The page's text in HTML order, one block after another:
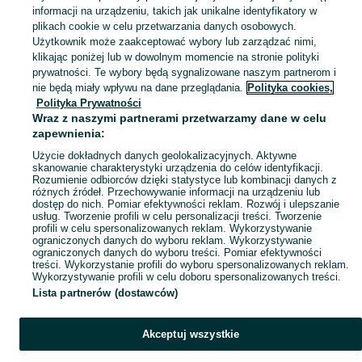
Skorzystaj z największego serwisu ogłoszeniowego - Zapolice i okolice! Kupuj to, czego pragniesz i sprzedawaj to, czego już nie potrzebujesz! Zobacz
Mapa kategorii
Mapa miejscowości
Mapa ministron
Popularne wyszukiwania
informacji na urządzeniu, takich jak unikalne identyfikatory w
plikach cookie w celu przetwarzania danych osobowych.
Użytkownik może zaakceptować wybory lub zarządzać nimi,
klikając poniżej lub w dowolnym momencie na stronie polityki
prywatności. Te wybory będą sygnalizowane naszym partnerom i
nie będą miały wpływu na dane przeglądania. Polityka cookies,
Polityka Prywatności
Wraz z naszymi partnerami przetwarzamy dane w celu
zapewnienia:
Użycie dokładnych danych geolokalizacyjnych. Aktywne
skanowanie charakterystyki urządzenia do celów identyfikacji.
Rozumienie odbiorców dzięki statystyce lub kombinacji danych z
różnych źródeł. Przechowywanie informacji na urządzeniu lub
dostęp do nich. Pomiar efektywności reklam. Rozwój i ulepszanie
usług. Tworzenie profili w celu personalizacji treści. Tworzenie
profili w celu spersonalizowanych reklam. Wykorzystywanie
ograniczonych danych do wyboru reklam. Wykorzystywanie
ograniczonych danych do wyboru treści. Pomiar efektywności
treści. Wykorzystanie profili do wyboru spersonalizowanych reklam.
Wykorzystywanie profili w celu doboru spersonalizowanych treści.
Lista partnerów (dostawców)
Akceptuj wszystkie